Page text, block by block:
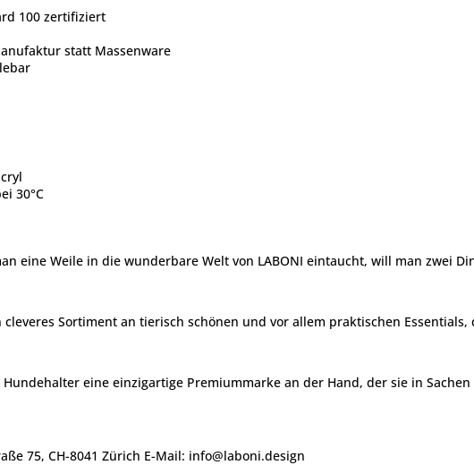
100 zertifiziert
statt Massenware
30°C
eine Weile in die wunderbare Welt von LABONI eintaucht, will man zwei
cleveres Sortiment an tierisch schönen und vor allem praktischen
Hundehalter eine einzigartige Premiummarke an der Hand, der sie in
75, CH-8041 Zürich E-Mail: info@laboni.design